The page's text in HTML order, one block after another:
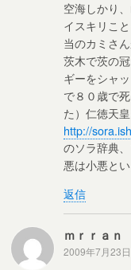
空海しかり
イスキリこ
当のカミさ
茨木で茨の
ギーをシャ
で８０歳で
た）仁徳天
http://
のソラ辞典
悪は小悪と
返信
ｍｒｒａｎ
2009年7月23日